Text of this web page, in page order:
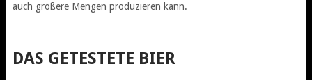
auch größere Mengen produzieren kann.
DAS GETESTETE BIER